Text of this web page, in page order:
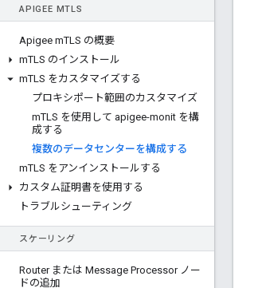
APIGEE MTLS
Apigee mTLS の概要
mTLS のインストール
mTLS をカスタマイズする
プロキシポート範囲のカスタマイズ
mTLS を使用して apigee-monit を構
成する
複数のデータセンターを構成する
mTLS をアンインストールする
カスタム証明書を使用する
トラブルシューティング
スケーリング
Router または Message Processor ノー
ドの追加